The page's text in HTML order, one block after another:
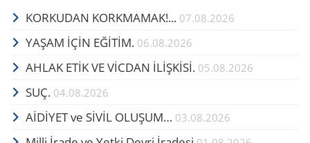
KORKUDAN KORKMAMAK!... 07.08.2026
YAŞAM İÇİN EĞİTİM. 06.08.2026
AHLAK ETİK VE VİCDAN İLİŞKİSİ. 05.08.2026
SUÇ. 04.08.2026
AİDİYET ve SİVİL OLUŞUM… 03.08.2026